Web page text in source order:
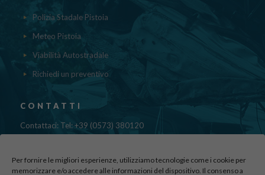
Per fornire le migliori esperienze, utilizziamo tecnologie come i cookie per
memorizzare e/o accedere alle informazioni del dispositivo. Il consenso a
Polizia Stadale Pistoia
Meteo Pistoia
Viabilità Autostradale
Richiedi un preventivo
CONTATTI
Contattaci: Tel: +39 (0573) 380120
Fax: 39 (0573) 985420
Via di Canapale, 10